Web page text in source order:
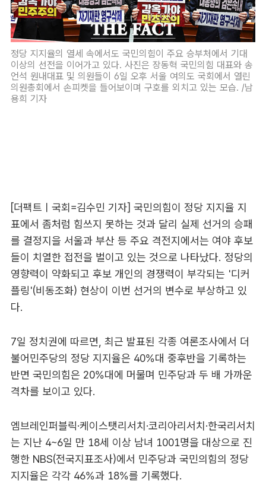
정당 지지율의 열세 속에서도 국민의힘이 주요 승부처에서 기대
이상의 선전을 이어가고 있다. 사진은 장동혁 국민의힘 대표와 송
언석 원내대표 및 의원들이 6일 오후 서울 여의도 국회에서 열린
의원총회에서 손피켓을 들어보이며 구호를 외치고 있는 모습. /남
용희 기자
[더팩트ㅣ국회=김수민 기자] 국민의힘이 정당 지지율 지
표에서 좀처럼 힘쓰지 못하는 것과 달리 실제 선거의 승패
를 결정지을 서울과 부산 등 주요 격전지에서는 여야 후보
들이 치열한 접전을 벌이고 있는 것으로 나타났다. 정당의
영향력이 약화되고 후보 개인의 경쟁력이 부각되는 '디커
플링'(비동조화) 현상이 이번 선거의 변수로 부상하고 있
다.
7일 정치권에 따르면, 최근 발표된 각종 여론조사에서 더
불어민주당의 정당 지지율은 40%대 중후반을 기록하는
반면 국민의힘은 20%대에 머물며 민주당과 두 배 가까운
격차를 보이고 있다.
엠브레인퍼블릭·케이스탯리서치·코리아리서치·한국리서치
는 지난 4~6일 만 18세 이상 남녀 1001명을 대상으로 진
행한 NBS(전국지표조사)에서 민주당과 국민의힘의 정당
지지율은 각각 46%과 18%를 기록했다.